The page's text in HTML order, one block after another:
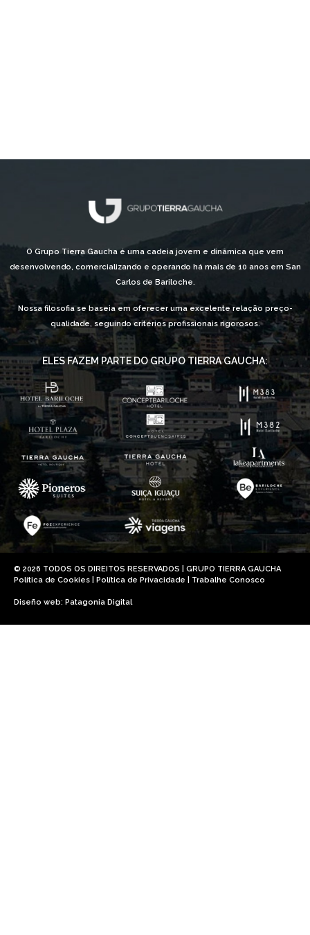
O Grupo Tierra Gaucha é uma cadeia jovem e dinâmica que vem
desenvolvendo, comercializando e operando há mais de 10 anos em San
Carlos de Bariloche.
Nossa filosofia se baseia em oferecer uma excelente relação preço-
qualidade, seguindo critérios profissionais rigorosos.
ELES FAZEM PARTE DO GRUPO TIERRA GAUCHA:
© 2026 TODOS OS DIREITOS RESERVADOS | GRUPO TIERRA GAUCHA
Política de Cookies
Política de Privacidade Trabalhe Conosco
Diseño web: Patagonia Digital